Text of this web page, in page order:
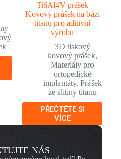
Ti6Al4V prášek
Kovový prášek na bázi
titanu pro aditivní
výrobu
3D tiskový
kovový prášek,
Materiály pro
ortopedické
implantáty,Prášek
ze slitiny titanu
PŘEČTĚTE SI
VÍCE
NÁS